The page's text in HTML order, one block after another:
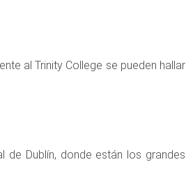
al Trinity College se pueden hallar
de Dublín, donde están los grandes